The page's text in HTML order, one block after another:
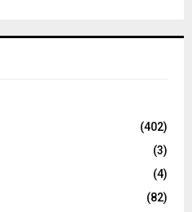
(402)
(3)
(4)
(82)